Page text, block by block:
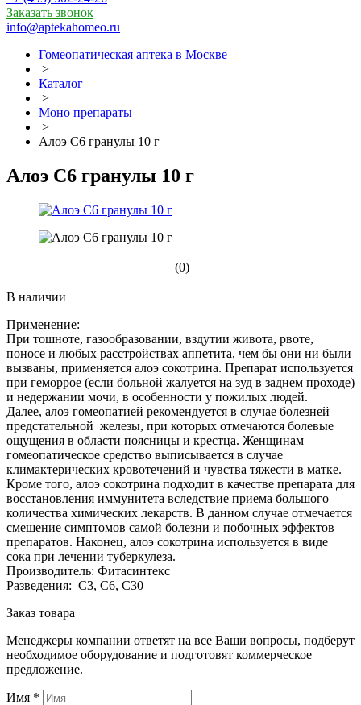
Заказать звонок
info@aptekahomeo.ru
Гомеопатическая аптека в Москве
>
Каталог
>
Моно препараты
>
Алоэ С6 гранулы 10 г
Алоэ С6 гранулы 10 г
(0)
В наличии
Применение:
При тошноте, газообразовании, вздутии живота, рвоте,
поносе и любых расстройствах аппетита, чем бы они ни были
вызваны, применяется алоэ сокотрина. Препарат используется
при геморрое (если больной жалуется на зуд в заднем проходе)
и недержании мочи, в особенности у пожилых людей.
Далее, алоэ гомеопатией рекомендуется в случае болезней
предстательной железы, при которых отмечаются болевые
ощущения в области поясницы и крестца. Женщинам
гомеопатическое средство выписывается в случае
климактерических кровотечений и чувства тяжести в матке.
Кроме того, алоэ сокотрина подходит в качестве препарата для
восстановления иммунитета вследствие приема большого
количества химических лекарств. В данном случае отмечается
смешение симптомов самой болезни и побочных эффектов
препаратов. Наконец, алоэ сокотрина используется в виде
сока при лечении туберкулеза.
Производитель: Фитасинтекс
Разведения: С3, С6, С30
Заказ товара
Менеджеры компании ответят на все Ваши вопросы, подберут
необходимое оборудование и подготовят коммерческое
предложение.
Имя *